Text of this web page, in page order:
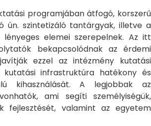
programjában átfogó, korszerű
ún. szintetizáló tantárgyak, illetve a
elemei szerepelnek. Az itt
bekapcsolódnak az érdemi
ezzel az intézmény kutatási
infrastruktúra hatékony és
kihasználását. A legjobbak az
ami segíti személyiségük,
fejlesztését, valamint az egyetem